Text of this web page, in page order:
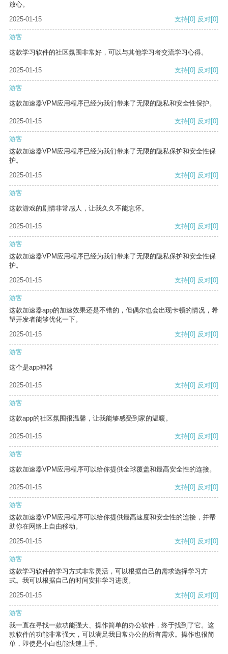
放心。
2025-01-15
支持[0] 反对[0]
游客
这款学习软件的社区氛围非常好，可以与其他学习者交流学习心得。
2025-01-15 支持[0] 反对[0]
游客
这款加速器VPM应用程序已经为我们带来了无限的隐私和安全性保护。
2025-01-15 支持[0] 反对[0]
游客
这款加速器VPM应用程序已经为我们带来了无限的隐私保护和安全性保
护。
2025-01-15
支持[0] 反对[0]
游客
这款游戏的剧情非常感人，让我久久不能忘怀。
2025-01-15 支持[0] 反对[0]
游客
这款加速器VPM应用程序已经为我们带来了无限的隐私保护和安全性保
护。
2025-01-15
支持[0] 反对[0]
游客
这款加速器app的加速效果还是不错的，但偶尔也会出现卡顿的情况，希
望开发者能够优化一下。
2025-01-15
支持[0] 反对[0]
游客
这个是app神器
2025-01-15 支持[0] 反对[0]
游客
这款app的社区氛围很温馨，让我能够感受到家的温暖。
2025-01-15 支持[0] 反对[0]
游客
这款加速器VPM应用程序可以给你提供全球覆盖和最高安全性的连接。
2025-01-15 支持[0] 反对[0]
游客
这款加速器VPM应用程序可以给你提供最高速度和安全性的连接，并帮
助你在网络上自由移动。
2025-01-15
支持[0] 反对[0]
游客
这款学习软件的学习方式非常灵活，可以根据自己的需求选择学习方
式。我可以根据自己的时间安排学习进度。
2025-01-15
支持[0] 反对[0]
游客
我一直在寻找一款功能强大、操作简单的办公软件，终于找到了它。这
款软件的功能非常强大，可以满足我日常办公的所有需求。操作也很简
单，即使是小白也能快速上手。